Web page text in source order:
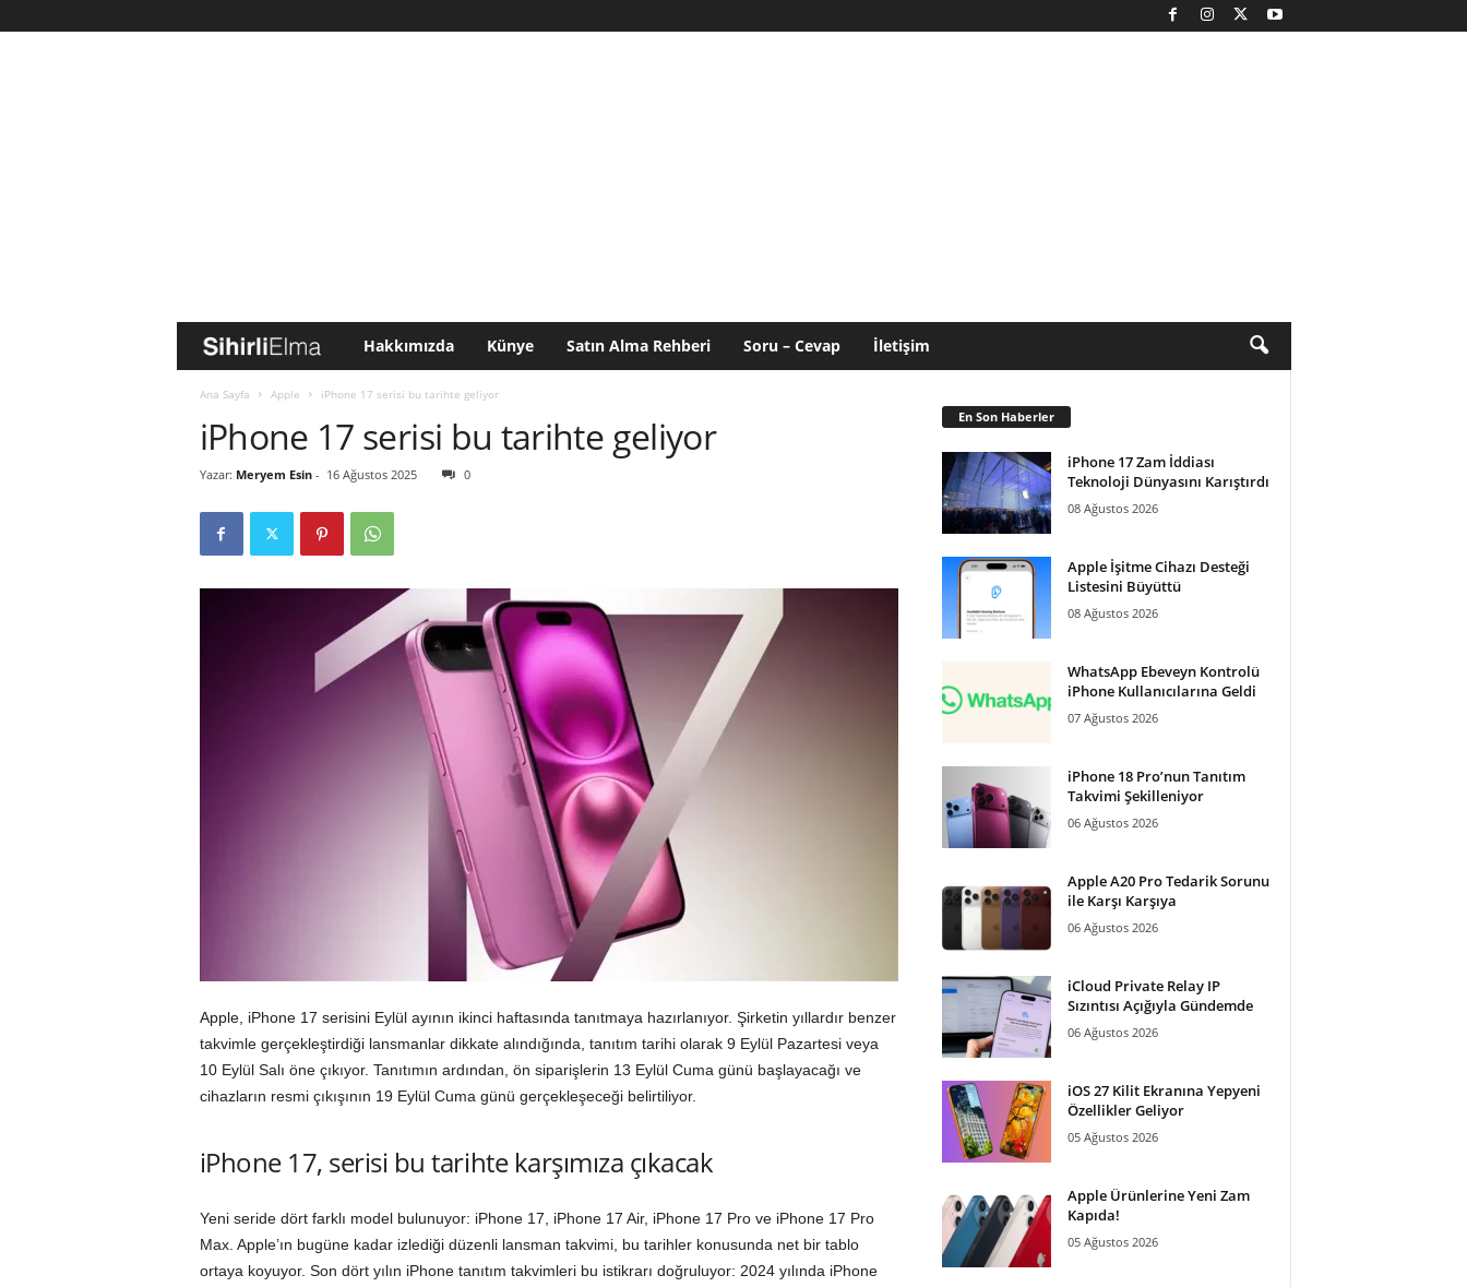
i
h
l
i
Hakkımızda Künye Satın Alma Rehberi Soru – Cevap İletişim
Ana Sayfa Apple iPhone 17 serisi bu tarihte geliyor
iPhone 17 serisi bu tarihte geliyor
Yazar: Meryem Esin- 16 Ağustos 2025 0
Apple, iPhone 17 serisini Eylül ayının ikinci haftasında tanıtmaya hazırlanıyor. Şirketin yıllardır benzer
takvimle gerçekleştirdiği lansmanlar dikkate alındığında, tanıtım tarihi olarak 9 Eylül Pazartesi veya
10 Eylül Salı öne çıkıyor. Tanıtımın ardından, ön siparişlerin 13 Eylül Cuma günü başlayacağı ve
cihazların resmi çıkışının 19 Eylül Cuma günü gerçekleşeceği belirtiliyor.
iPhone 17, serisi bu tarihte karşımıza çıkacak
Yeni seride dört farklı model bulunuyor: iPhone 17, iPhone 17 Air, iPhone 17 Pro ve iPhone 17 Pro
Max. Apple’ın bugüne kadar izlediği düzenli lansman takvimi, bu tarihler konusunda net bir tablo
ortaya koyuyor. Son dört yılın iPhone tanıtım takvimleri bu istikrarı doğruluyor: 2024 yılında iPhone
En Son Haberler
iPhone 17 Zam İddiası
Teknoloji Dünyasını Karıştırdı
08 Ağustos 2026
Apple İşitme Cihazı Desteği
Listesini Büyüttü
08 Ağustos 2026
WhatsApp Ebeveyn Kontrolü
iPhone Kullanıcılarına Geldi
07 Ağustos 2026
iPhone 18 Pro’nun Tanıtım
Takvimi Şekilleniyor
06 Ağustos 2026
Apple A20 Pro Tedarik Sorunu
ile Karşı Karşıya
06 Ağustos 2026
iCloud Private Relay IP
Sızıntısı Açığıyla Gündemde
06 Ağustos 2026
iOS 27 Kilit Ekranına Yepyeni
Özellikler Geliyor
05 Ağustos 2026
Apple Ürünlerine Yeni Zam
Kapıda!
05 Ağustos 2026